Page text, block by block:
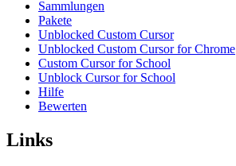
Sammlungen
Pakete
Unblocked Custom Cursor
Unblocked Custom Cursor for Chrome
Custom Cursor for School
Unblock Cursor for School
Hilfe
Bewerten
Links